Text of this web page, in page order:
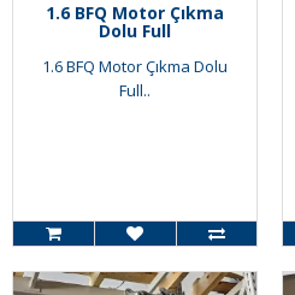
1.6 BFQ Motor Çıkma
Dolu Full
1.6 BFQ Motor Çıkma Dolu
Full..